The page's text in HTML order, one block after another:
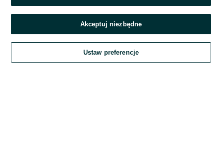
Zaloguj się
Kontynuując za pośrednictwem jednego z dostawców wskazanych powyżej,
OLX.pl w jego aktualnym brzmieniu.
Akceptuj niezbędne
Ustaw preferencje